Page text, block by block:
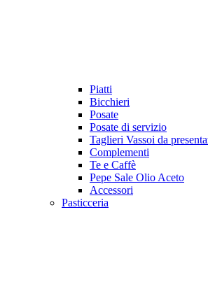
Piatti
Bicchieri
Posate
Posate di servizio
Taglieri Vassoi da
Complementi
Te e Caffè
Pepe Sale Olio Aceto
Accessori
Pasticceria